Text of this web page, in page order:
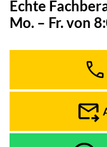
Echte
Mo. – Fr. von